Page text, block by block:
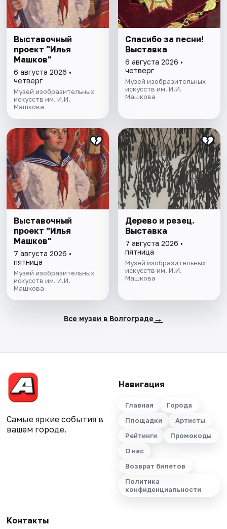
Выставочный
проект "Илья
Машков"
6 августа 2026 •
четверг
Музей изобразительных
искусств им. И.И.
Машкова
Спасибо за песни!
Выставка
6 августа 2026 •
четверг
Музей изобразительных
искусств им. И.И.
Машкова
Выставочный
проект "Илья
Машков"
7 августа 2026 •
пятница
Музей изобразительных
искусств им. И.И.
Машкова
Дерево и резец.
Выставка
7 августа 2026 •
пятница
Музей изобразительных
искусств им. И.И.
Машкова
Все музеи в Волгограде →
Самые яркие события в
вашем городе.
Навигация
Главная
Города
Площадки
Артисты
Рейтинги
Промокоды
О нас
Возврат билетов
Политика
конфиденциальности
Контакты